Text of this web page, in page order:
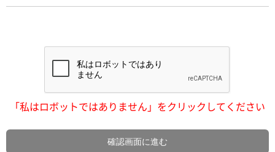
「私はロボットではありません」をクリックしてください